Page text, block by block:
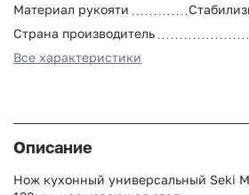
Материал рукояти
Страна производитель
Все характеристики
Описание
Нож кухонный универсальный Seki